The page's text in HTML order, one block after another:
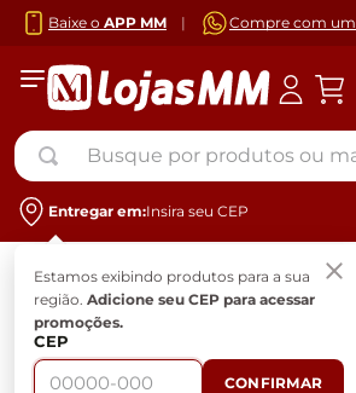
Baixe o APP MM | Compre com um
Busque por produtos ou marcas
Entregar em:Insira seu CEP
Estamos exibindo produtos para a sua
região. Adicione seu CEP para acessar
promoções.
CEP
CONFIRMAR